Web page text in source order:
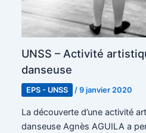
UNSS – Activité
danseuse
EPS - UNSS /9 janvier 2020
La découverte d’une activité
danseuse Agnès AGUILA a